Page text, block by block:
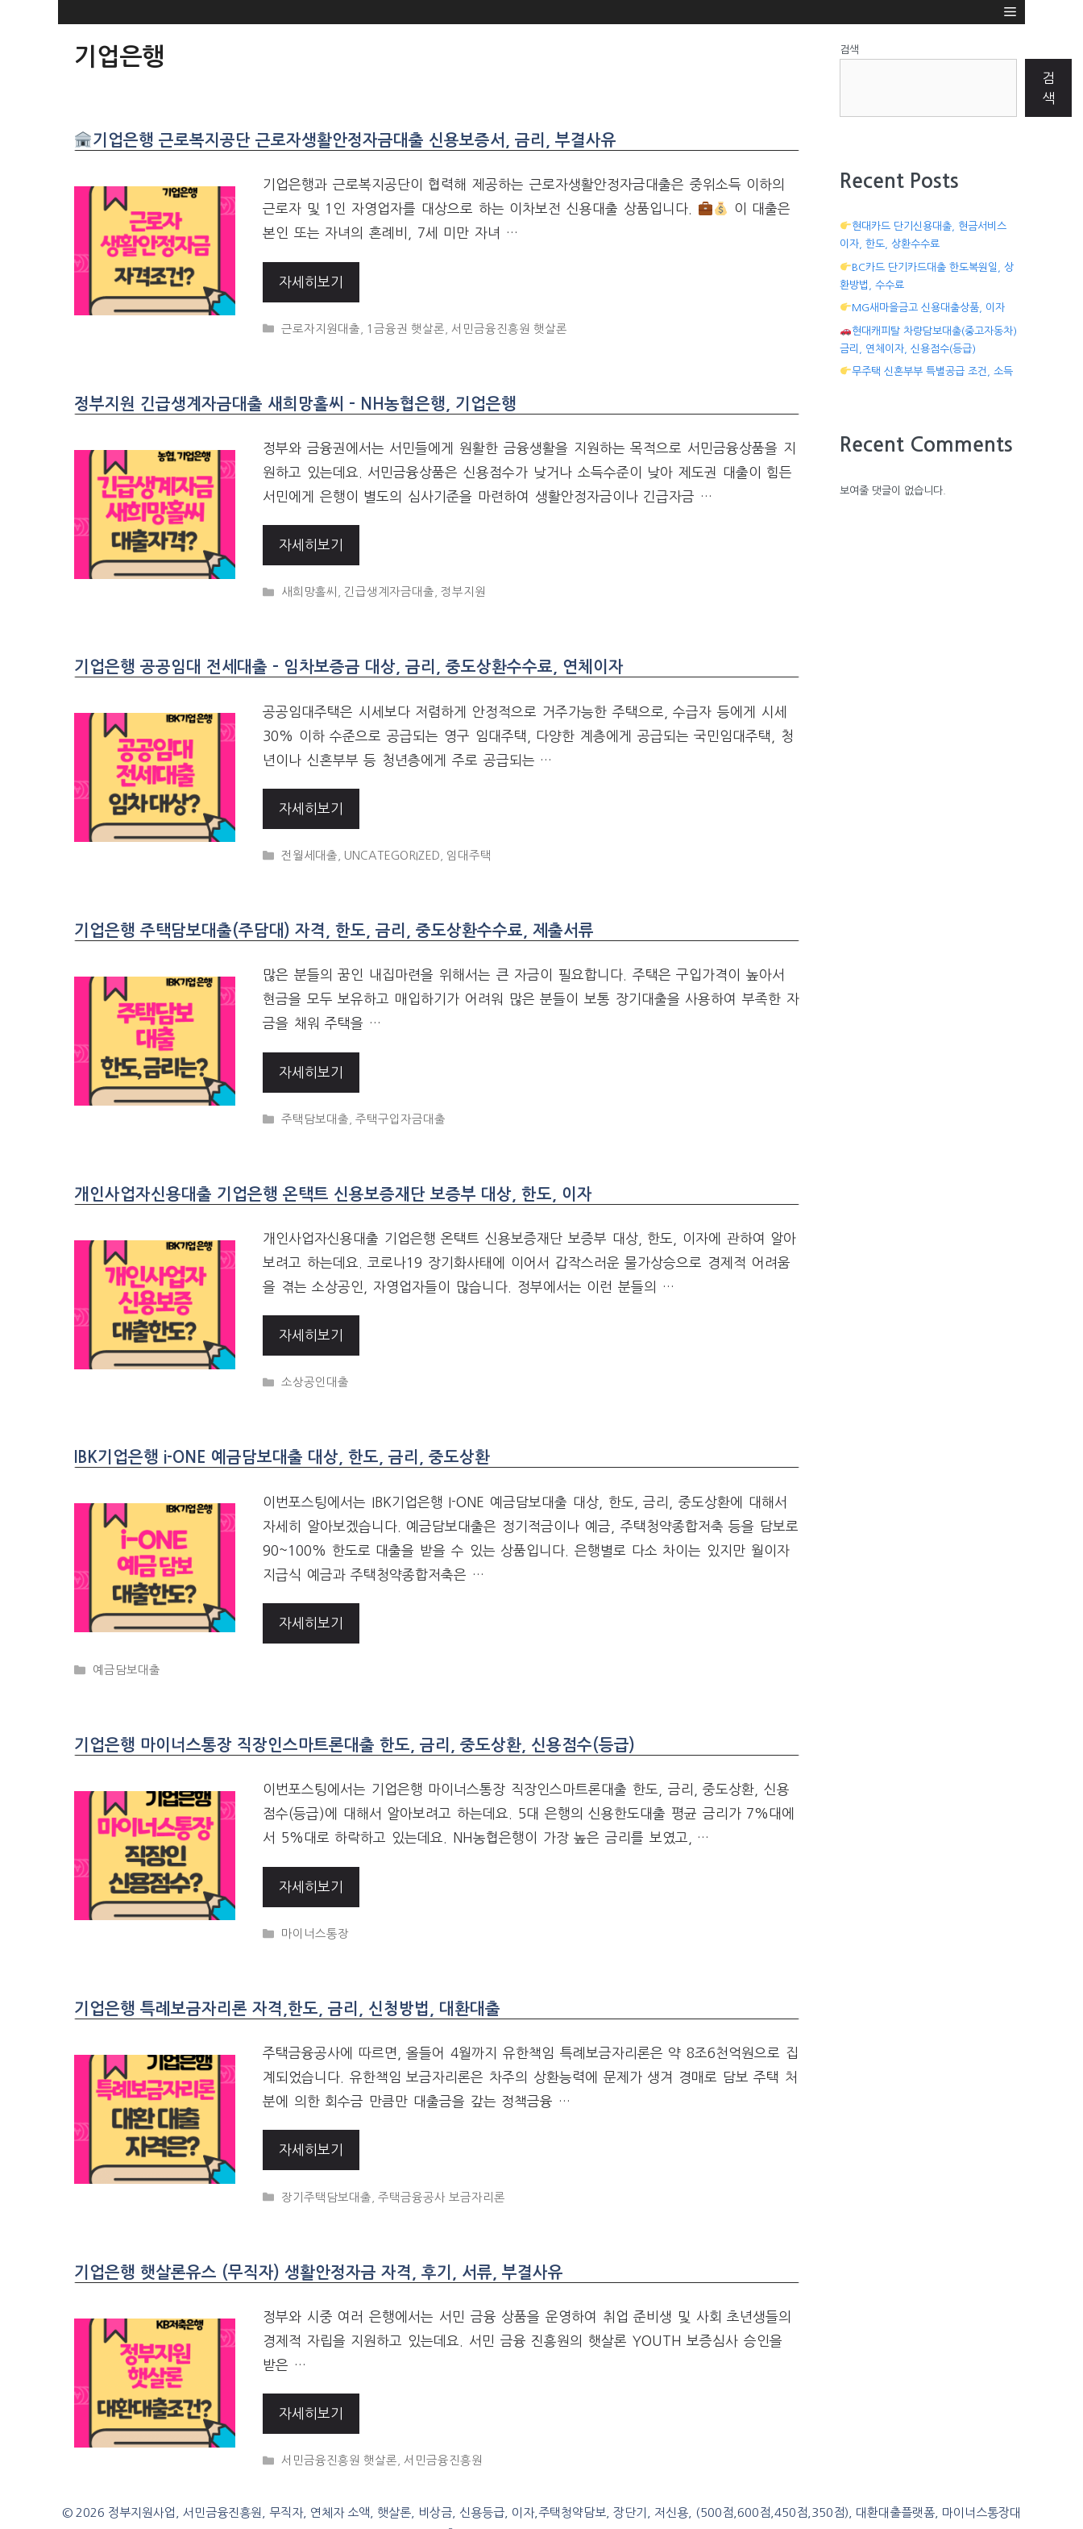
기업은행
기업은행 근로복지공단 근로자생활안정자금대출 신용보증서, 금리, 부결사유
기업은행과 근로복지공단이 협력해 제공하는 근로자생활안정자금대출은 중위소득 이하의
근로자 및 1인 자영업자를 대상으로 하는 이차보전 신용대출 상품입니다.
이 대출은
본인 또는 자녀의 혼례비, 7세 미만 자녀 …
자세히보기
CATEGORIES
근로자지원대출 1금융권 햇살론 ,서민금융진흥원 햇살론
정부지원 긴급생계자금대출 새희망홀씨 – NH농협은행, 기업은행
정부와 금융권에서는 서민들에게 원활한 금융생활을 지원하는 목적으로 서민금융상품을 지
원하고 있는데요. 서민금융상품은 신용점수가 낮거나 소득수준이 낮아 제도권 대출이 힘든
서민에게 은행이 별도의 심사기준을 마련하여 생활안정자금이나 긴급자금 …
자세히보기
CATEGORIES
새희망홀씨 긴급생계자금대출 ,정부지원
기업은행 공공임대 전세대출 – 임차보증금 대상, 금리, 중도상환수수료, 연체이자
공공임대주택은 시세보다 저렴하게 안정적으로 거주가능한 주택으로, 수급자 등에게 시세
30% 이하 수준으로 공급되는 영구 임대주택, 다양한 계층에게 공급되는 국민임대주택, 청
년이나 신혼부부 등 청년층에게 주로 공급되는 …
자세히보기
CATEGORIES
전월세대출 UNCATEGORIZED 임대주택
기업은행 주택담보대출(주담대) 자격, 한도, 금리, 중도상환수수료, 제출서류
많은 분들의 꿈인 내집마련을 위해서는 큰 자금이 필요합니다. 주택은 구입가격이 높아서
현금을 모두 보유하고 매입하기가 어려워 많은 분들이 보통 장기대출을 사용하여 부족한 자
금을 채워 주택을 …
자세히보기
CATEGORIES
주택담보대출 ,주택구입자금대출
개인사업자신용대출 기업은행 온택트 신용보증재단 보증부 대상, 한도, 이자
개인사업자신용대출 기업은행 온택트 신용보증재단 보증부 대상, 한도, 이자에 관하여 알아
보려고 하는데요. 코로나19 장기화사태에 이어서 갑작스러운 물가상승으로 경제적 어려움
을 겪는 소상공인, 자영업자들이 많습니다. 정부에서는 이런 분들의 …
자세히보기
CATEGORIES
소상공인대출
IBK기업은행 i-ONE 예금담보대출 대상, 한도, 금리, 중도상환
이번포스팅에서는 IBK기업은행 I-ONE 예금담보대출 대상, 한도, 금리, 중도상환에 대해서
자세히 알아보겠습니다. 예금담보대출은 정기적금이나 예금, 주택청약종합저축 등을 담보로
90~100% 한도로 대출을 받을 수 있는 상품입니다. 은행별로 다소 차이는 있지만 월이자
지급식 예금과 주택청약종합저축은 …
자세히보기
CATEGORIES
예금담보대출
기업은행 마이너스통장 직장인스마트론대출 한도, 금리, 중도상환, 신용점수(등급)
이번포스팅에서는 기업은행 마이너스통장 직장인스마트론대출 한도, 금리, 중도상환, 신용
점수(등급)에 대해서 알아보려고 하는데요. 5대 은행의 신용한도대출 평균 금리가 7%대에
서 5%대로 하락하고 있는데요. NH농협은행이 가장 높은 금리를 보였고, …
자세히보기
CATEGORIES
마이너스통장
기업은행 특례보금자리론 자격,한도, 금리, 신청방법, 대환대출
주택금융공사에 따르면, 올들어 4월까지 유한책임 특례보금자리론은 약 8조6천억원으로 집
계되었습니다. 유한책임 보금자리론은 차주의 상환능력에 문제가 생겨 경매로 담보 주택 처
분에 의한 회수금 만큼만 대출금을 갚는 정책금융 …
자세히보기
CATEGORIES
장기주택담보대출 ,주택금융공사 보금자리론
기업은행 햇살론유스 (무직자) 생활안정자금 자격, 후기, 서류, 부결사유
정부와 시중 여러 은행에서는 서민 금융 상품을 운영하여 취업 준비생 및 사회 초년생들의
경제적 자립을 지원하고 있는데요. 서민 금융 진흥원의 햇살론 YOUTH 보증심사 승인을
받은 …
자세히보기
CATEGORIES
서민금융진흥원 햇살론 ,서민금융진흥원
검색
검
색
Recent Posts
현대카드 단기신용대출, 현금서비스
이자, 한도, 상환수수료
BC카드 단기카드대출 한도복원일, 상
환방법, 수수료
MG새마을금고 신용대출상품, 이자
현대캐피탈 차량담보대출(중고자동차)
금리, 연체이자, 신용점수(등급)
무주택 신혼부부 특별공급 조건, 소득
Recent Comments
보여줄 댓글이 없습니다.
© 2026 정부지원사업, 서민금융진흥원, 무직자, 연체자 소액, 햇살론, 비상금, 신용등급, 이자,주택청약담보, 장단기, 저신용, (500점,600점,450점,350점), 대환대출플랫폼, 마이너스통장대